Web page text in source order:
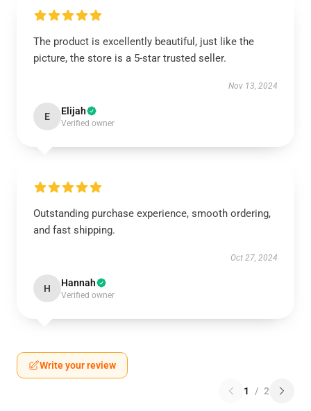
The product is excellently beautiful, just like the
picture, the store is a 5-star trusted seller.
Nov 13, 2024
E Elijah
Verified owner
Outstanding purchase experience, smooth ordering,
and fast shipping.
Oct 27, 2024
H Hannah
Verified owner
Write your review
1 / 2